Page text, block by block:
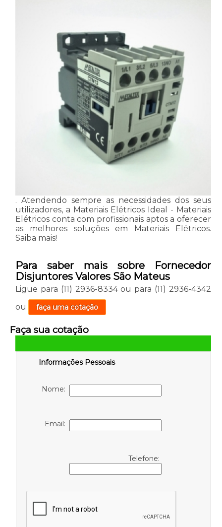
. Atendendo sempre as necessidades dos seus
utilizadores, a Materiais Elétricos Ideal - Materiais
Elétricos conta com profissionais aptos a oferecer
as melhores soluções em Materiais Elétricos.
Saiba mais!
Para saber mais sobre Fornecedor
Disjuntores Valores São Mateus
Ligue para (11) 2936-8334ou para (11) 2936-4342
ou
faça uma cotação
Faça sua cotação
Informações Pessoais
Nome:
Email:
Telefone: